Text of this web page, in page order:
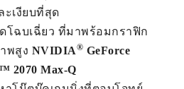
ะเงียบที่สุด
โฉบเฉี่ยว ที่มาพร้อมกราฟิก
พสูง NVIDIA® GeForce
2070 Max-Q